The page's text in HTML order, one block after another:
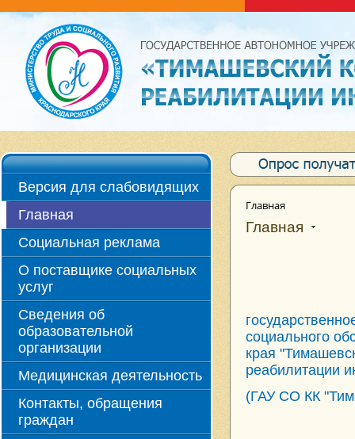
Версия для слабовидящих
Главная
Социальная реклама
О поставщике социальных
услуг
Сведения об
образовательной
организации
Медицинская деятельность
Контакты, обращения
граждан
Главная
Главная
социального
края
реабилитации
(ГАУ СО КК